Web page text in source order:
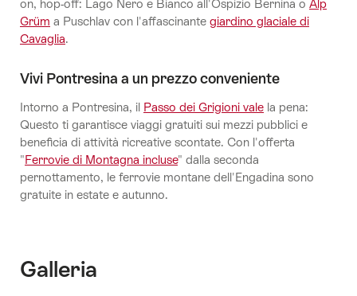
on, hop-off: Lago Nero e Bianco all'Ospizio Bernina o Alp
Grüm a Puschlav con l'affascinante giardino glaciale di
Cavaglia.
Vivi Pontresina a un prezzo conveniente
Intorno a Pontresina, il Passo dei Grigioni vale la pena:
Questo ti garantisce viaggi gratuiti sui mezzi pubblici e
beneficia di attività ricreative scontate. Con l'offerta
"Ferrovie di Montagna incluse" dalla seconda
pernottamento, le ferrovie montane dell'Engadina sono
gratuite in estate e autunno.
Galleria